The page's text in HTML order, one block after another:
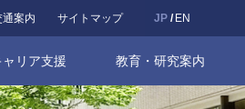
JP EN
通案内 サイトマップ
リア支援 教育・研究案内